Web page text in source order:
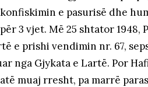
e pasurisë dhe
3 vjet. Më 25 shtator 1948,
e prishi vendimin nr. 67,
nga Gjykata e Lartë. Por
muaj rresht, pa marrë